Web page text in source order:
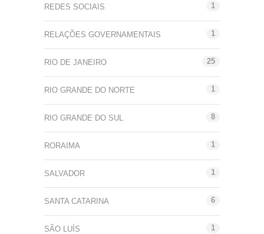
REDES SOCIAIS 1
RELAÇÕES GOVERNAMENTAIS 1
RIO DE JANEIRO 25
RIO GRANDE DO NORTE 1
RIO GRANDE DO SUL 8
RORAIMA 1
SALVADOR 1
SANTA CATARINA 6
SÃO LUÍS 1